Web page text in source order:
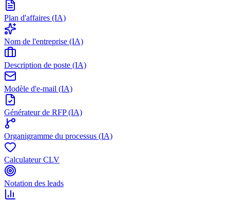
Plan d'affaires (IA)
Nom de l'entreprise (IA)
Description de poste (IA)
Modèle d'e-mail (IA)
Générateur de RFP (IA)
Organigramme du processus (IA)
Calculateur CLV
Notation des leads